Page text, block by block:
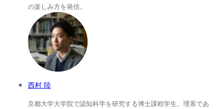
の楽しみ方を発信。
西村 陸
京都大学大学院で認知科学を研究する博士課程学生。理系であ